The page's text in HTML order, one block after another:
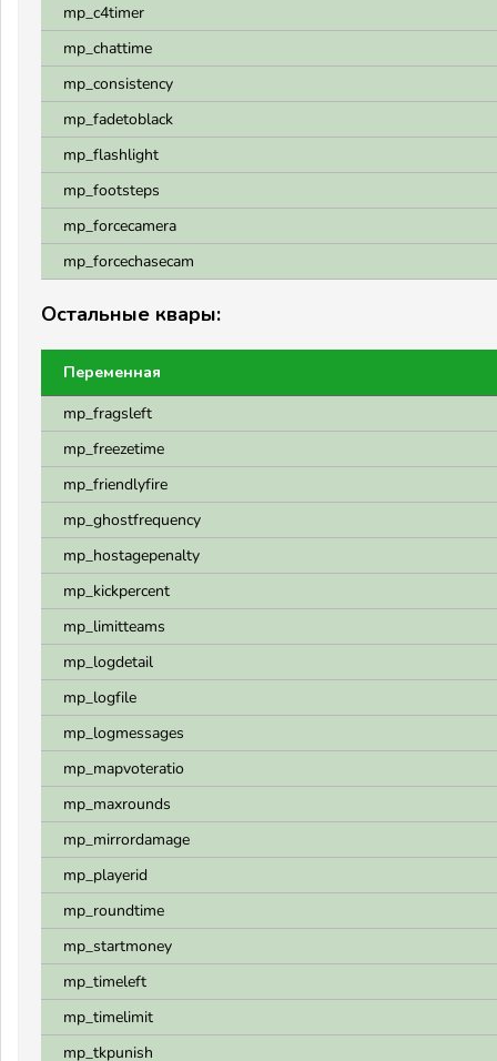
mp_c4timer
mp_chattime
mp_consistency
mp_fadetoblack
mp_flashlight
mp_footsteps
mp_forcecamera
mp_forcechasecam
Остальные квары:
Переменная
mp_fragsleft
mp_freezetime
mp_friendlyfire
mp_ghostfrequency
mp_hostagepenalty
mp_kickpercent
mp_limitteams
mp_logdetail
mp_logfile
mp_logmessages
mp_mapvoteratio
mp_maxrounds
mp_mirrordamage
mp_playerid
mp_roundtime
mp_startmoney
mp_timeleft
mp_timelimit
mp_tkpunish